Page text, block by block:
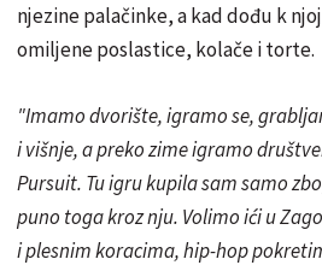
njezine palačinke, a kad dođu k
omiljene poslastice, kolače i torte.
"Imamo dvorište, igramo se,
i višnje, a preko zime igramo
Pursuit. Tu igru kupila sam samo
puno toga kroz nju. Volimo ići u
i plesnim koracima, hip-hop